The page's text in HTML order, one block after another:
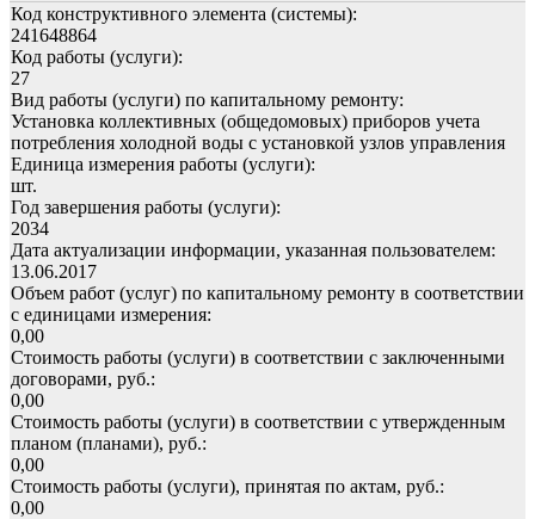
Код конструктивного элемента (системы):
241648864
Код работы (услуги):
27
Вид работы (услуги) по капитальному ремонту:
Установка коллективных (общедомовых) приборов учета
потребления холодной воды с установкой узлов управления
Единица измерения работы (услуги):
шт.
Год завершения работы (услуги):
2034
Дата актуализации информации, указанная пользователем:
13.06.2017
Объем работ (услуг) по капитальному ремонту в соответствии
с единицами измерения:
0,00
Стоимость работы (услуги) в соответствии с заключенными
договорами, руб.:
0,00
Стоимость работы (услуги) в соответствии с утвержденным
планом (планами), руб.:
0,00
Стоимость работы (услуги), принятая по актам, руб.:
0,00